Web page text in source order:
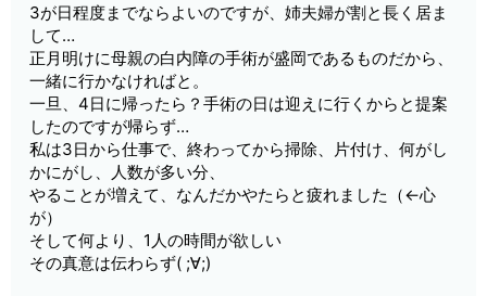
3が日程度までならよいのですが、姉夫婦が割と長く居ま
して…
正月明けに母親の白内障の手術が盛岡であるものだから、
一緒に行かなければと。
一旦、4日に帰ったら？手術の日は迎えに行くからと提案
したのですが帰らず…
私は3日から仕事で、終わってから掃除、片付け、何がし
かにがし、人数が多い分、
やることが増えて、なんだかやたらと疲れました（←心
が）
そして何より、1人の時間が欲しい
その真意は伝わらず( ;∀;)